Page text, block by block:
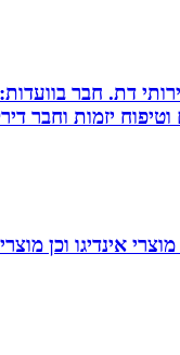
דת. חבר
יזמות וחבר
אינדיגו וכן